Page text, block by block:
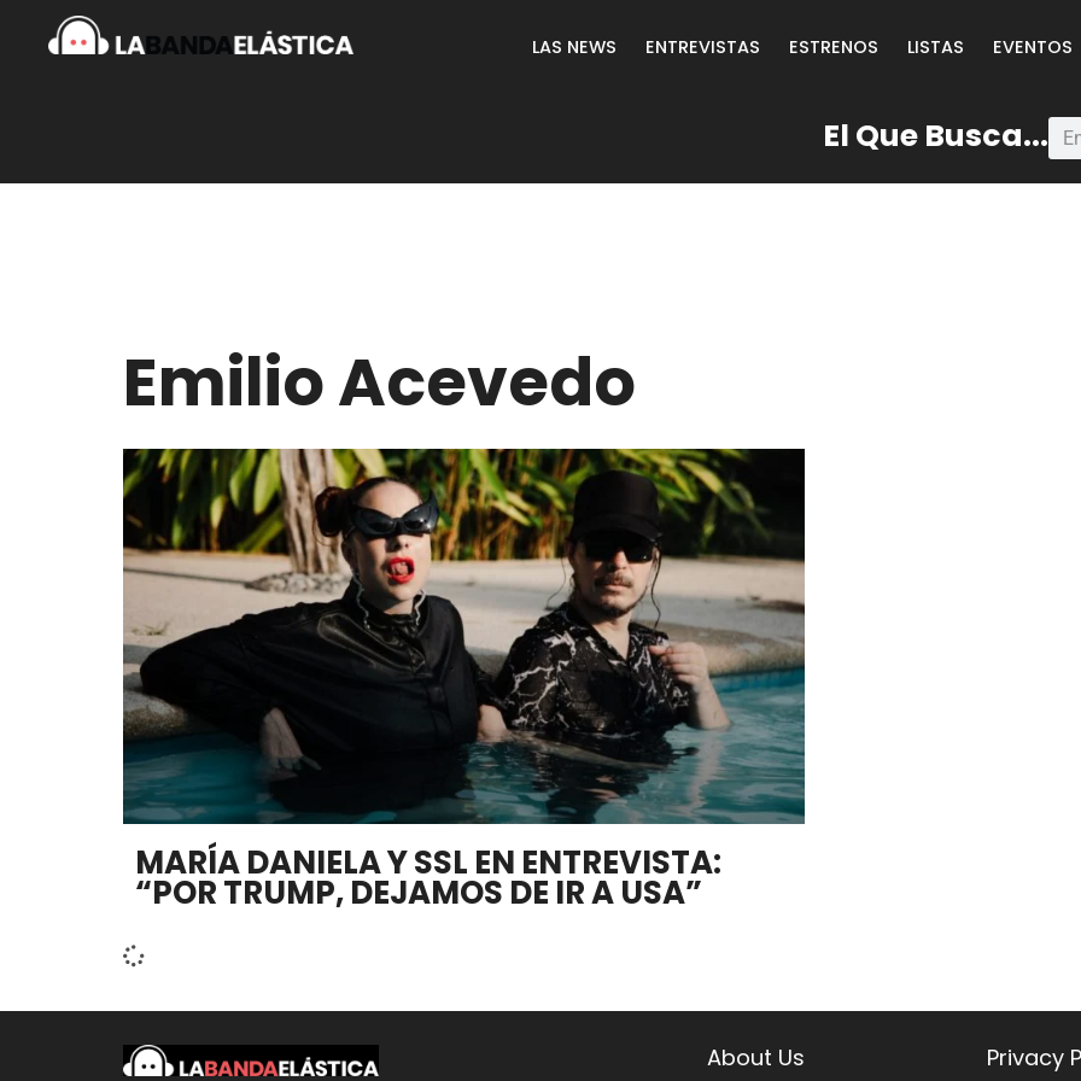
LAS NEWS ENTREVISTAS ESTRENOS LISTAS EVENTOS
El Que Busca...
Emilio Acevedo
MARÍA DANIELA Y SSL EN ENTREVISTA:
“POR TRUMP, DEJAMOS DE IR A USA”
About Us
Privacy